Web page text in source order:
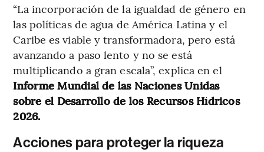
“La incorporación de la igualdad de género en
las políticas de agua de América Latina y el
Caribe es viable y transformadora, pero está
avanzando a paso lento y no se está
multiplicando a gran escala”, explica en el
Informe Mundial de las Naciones Unidas
sobre el Desarrollo de los Recursos Hídricos
2026.
Acciones para proteger la riqueza